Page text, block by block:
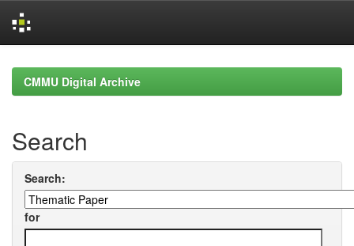
navigationCMMU Digital Archive
Search
Search:
for